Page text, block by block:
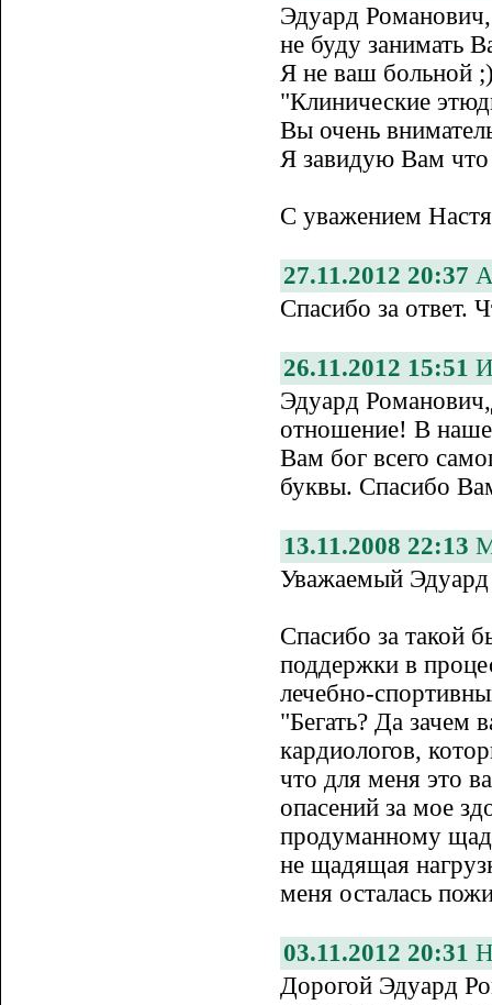
Эдуард
не буду занимать
Я не ваш больной
"Клинические
Вы очень
Я завидую Вам
С уважением
27.11.2012 20:37
Спасибо за ответ.
26.11.2012 15:51
Эдуард
отношение! В
Вам бог всего
буквы. Спасибо
13.11.2008 22:13
Уважаемый
Спасибо за такой
поддержки в
лечебно-
"Бегать? Да зачем
кардиологов,
что для меня это
опасений за мое
продуманному
не щадящая
меня осталась
03.11.2012 20:31
Дорогой Эдуард